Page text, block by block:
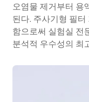
오염물 제거부터 용
된다. 주사기형 필
함으로써 실험실 전
분석적 우수성의 최